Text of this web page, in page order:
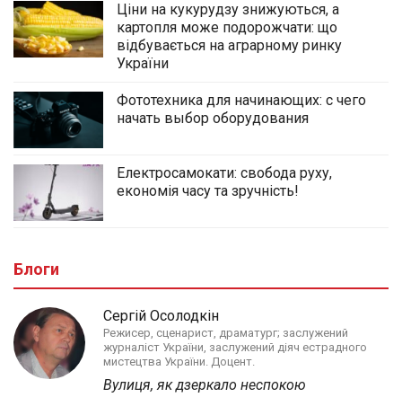
Ціни на кукурудзу знижуються, а
картопля може подорожчати: що
відбувається на аграрному ринку
України
Фототехника для начинающих: с чего
начать выбор оборудования
Електросамокати: свобода руху,
економія часу та зручність!
Блоги
Сергій Осолодкін
Режисер, сценарист, драматург; заслужений
журналіст України, заслужений діяч естрадного
мистецтва України. Доцент.
Вулиця, як дзеркало неспокою